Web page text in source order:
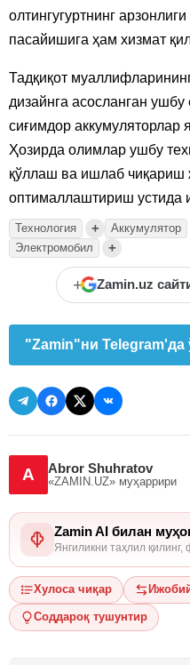
олтингугуртнинг
пасайишига ҳам хизмат
Тадқиқот
дизайнга асосланган
сиғимдор аккумуляторлар
Ҳозирда олимлар ушбу
қўллаш ва ишлаб чиқариш
оптималлаштириш устида
Технология + Аккумулятор
Электромобил +
+ Zamin.uz
"Zamin"ни Telegram'да
A Abror Shuhratov
«ZAMIN.UZ» муҳаррири
Zamin AI билан
Янгиликни таҳлил
Хулоса чиқар
Соддароқ тушунтир